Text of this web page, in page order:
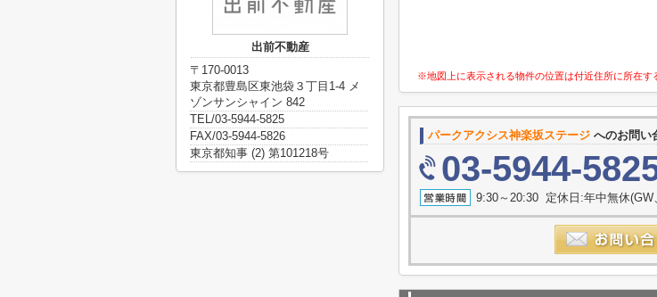
※地図上に表示される物件の位置は付近住所に所在す
パークアクシス神楽坂ステージ へのお問い
03-5944-
9:30～20:30 定休日:年中無休
出前不動産
〒170-0013
東京都豊島区東池袋３丁目1-4 メ
ゾンサンシャイン 842
TEL/03-5944-5825
FAX/03-5944-5826
東京都知事 (2) 第101218号